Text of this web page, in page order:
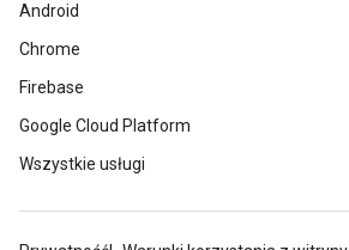
Android
Chrome
Firebase
Google Cloud Platform
Wszystkie usługi